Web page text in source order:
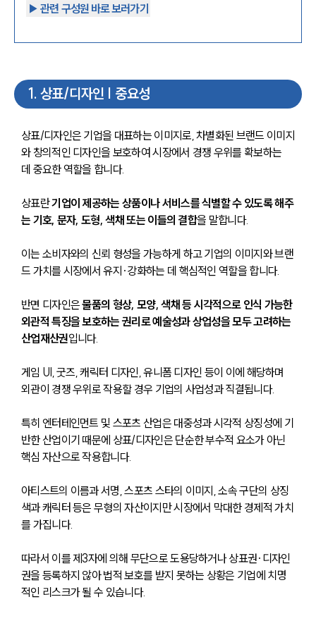
▶︎ 관련 구성원 바로 보러가기
1 . 상표/디자인 | 중요성
상표/디자인은 기업을 대표하는 이미지로, 차별화된 브랜드 이미지
와 창의적인 디자인을 보호하여 시장에서 경쟁 우위를 확보하는
데 중요한 역할을 합니다.
상표란 기업이 제공하는 상품이나 서비스를 식별할 수 있도록 해주
는 기호, 문자, 도형, 색채 또는 이들의 결합을 말합니다.
이는 소비자와의 신뢰 형성을 가능하게 하고 기업의 이미지와 브랜
드 가치를 시장에서 유지·강화하는 데 핵심적인 역할을 합니다.
반면 디자인은 물품의 형상, 모양, 색채 등 시각적으로 인식 가능한
외관적 특징을 보호하는 권리로 예술성과 상업성을 모두 고려하는
산업재산권입니다.
게임 UI, 굿즈, 캐릭터 디자인, 유니폼 디자인 등이 이에 해당하며
외관이 경쟁 우위로 작용할 경우 기업의 사업성과 직결됩니다.
특히 엔터테인먼트 및 스포츠 산업은 대중성과 시각적 상징성에 기
반한 산업이기 때문에 상표/디자인은 단순한 부수적 요소가 아닌
핵심 자산으로 작용합니다.
아티스트의 이름과 서명, 스포츠 스타의 이미지, 소속 구단의 상징
색과 캐릭터 등은 무형의 자산이지만 시장에서 막대한 경제적 가치
를 가집니다.
따라서 이를 제3자에 의해 무단으로 도용당하거나 상표권·디자인
권을 등록하지 않아 법적 보호를 받지 못하는 상황은 기업에 치명
적인 리스크가 될 수 있습니다.